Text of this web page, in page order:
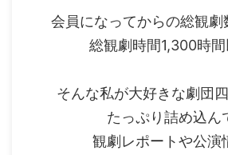
会員になってからの総観劇
総観劇時間1,300時間
そんな私が大好きな劇団
たっぷり詰め込ん
観劇レポートや公演